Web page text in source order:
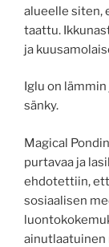
alueelle siten,
taattu.
ja
Iglu on
sänky.
Magical
purtavaa ja
ehdotettiin,
sosiaalisen
ainutlaatuinen